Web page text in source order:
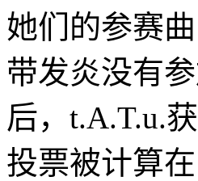
她们的参赛
带发炎没有
后，t.A.T.u.
投票被计算